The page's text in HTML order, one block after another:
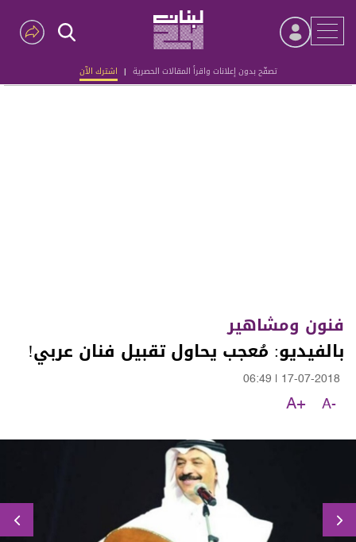
تصفّح بدون إعلانات واقرأ المقالات الحصرية | اشترك الآن
Advertisement
فنون ومشاهير
بالفيديو: مُعجب يحاول تقبيل فنان عربي!
17-07-2018
06:49
A-
A+